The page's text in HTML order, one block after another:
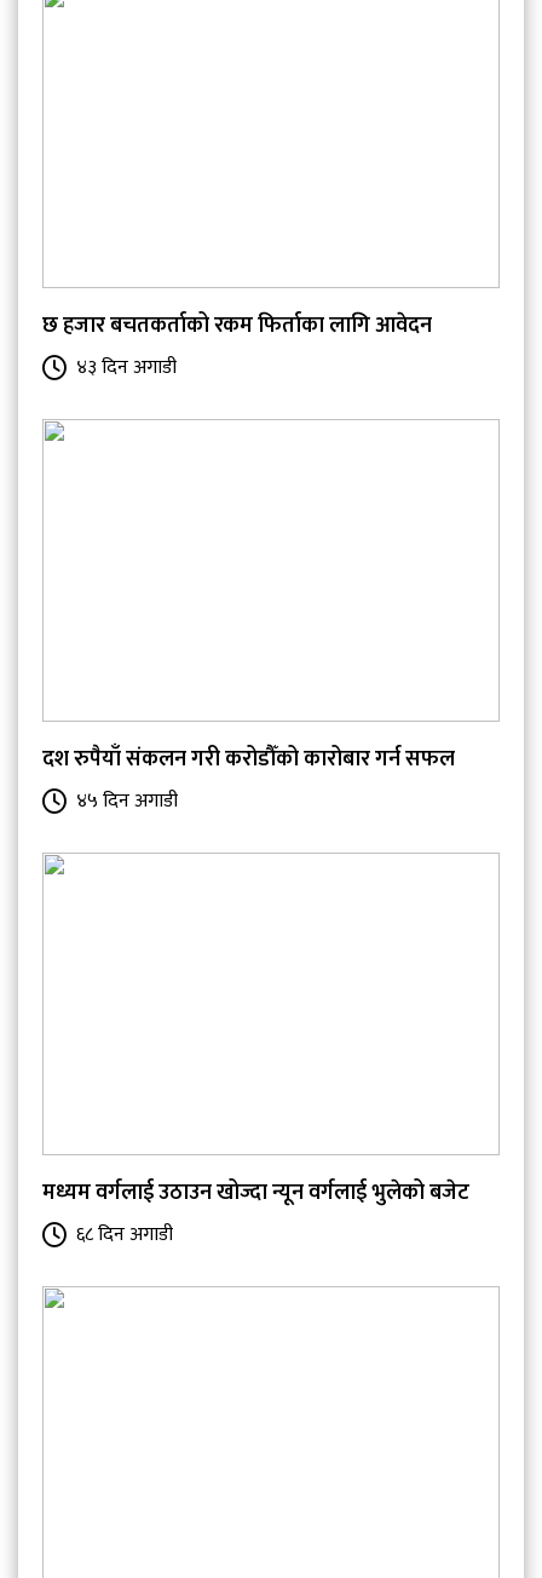
छ हजार बचतकर्ताको रकम फिर्ताका लागि आवेदन
४३ दिन अगाडी
दश रुपैयाँ संकलन गरी करोडौँको कारोबार गर्न सफल
४५ दिन अगाडी
मध्यम वर्गलाई उठाउन खोज्दा न्यून वर्गलाई भुलेको बजेट
६८ दिन अगाडी